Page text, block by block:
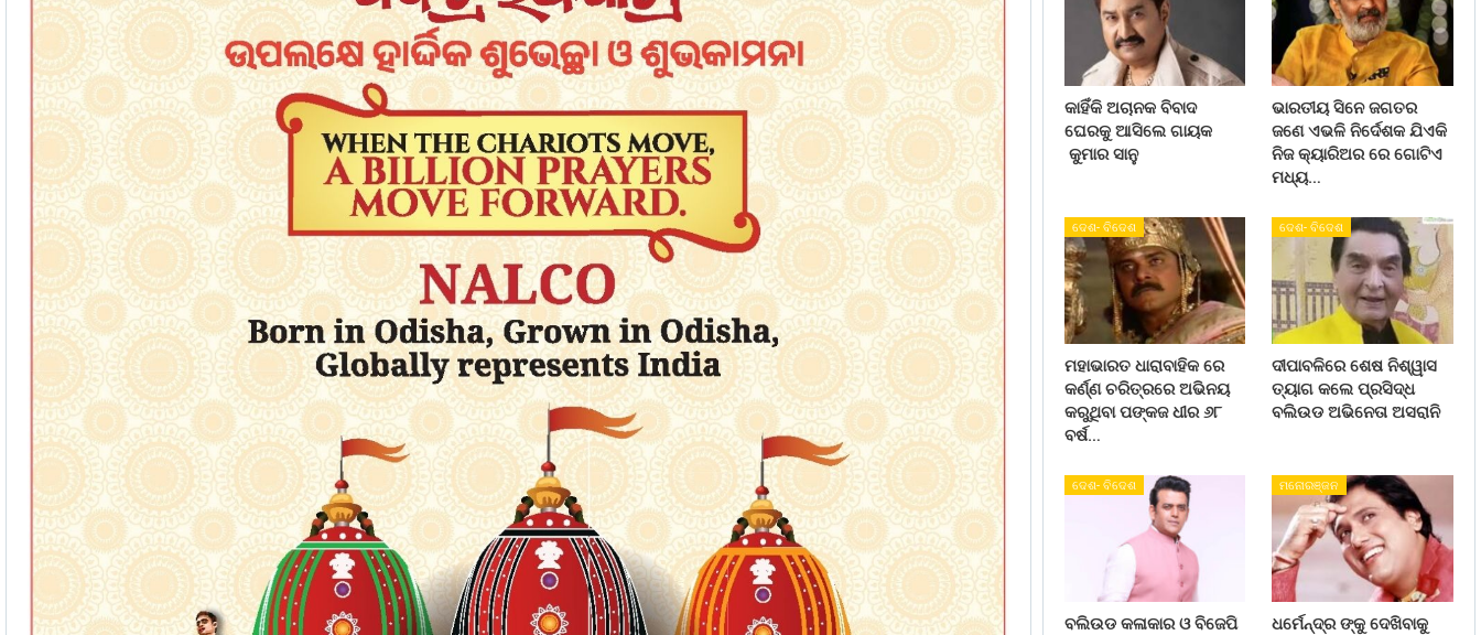
କାହିଁକି ଅଚାନକ ବିବାଦ
ଘେରକୁ ଆସିଲେ ଗାୟକ
କୁମାର ସାନୁ
ଭାରତୀୟ ସିନେ ଜଗତର
ଜଣେ ଏଭଳି ନିର୍ଦେଶକ ଯିଏକି
ନିଜ କ୍ୟାରିଅର ରେ ଗୋଟିଏ
ମଧ୍ୟ…
ଦେଶ- ବିଦେଶ
ମହାଭାରତ ଧାରାବାହିକ ରେ
କର୍ଣ୍ଣ ଚରିତ୍ରରେ ଅଭିନୟ
କରୁଥିବା ପଙ୍କଜ ଧୀର ୬୮
ବର୍ଷ…
ଦେଶ- ବିଦେଶ
ଦୀପାବଳିରେ ଶେଷ ନିଶ୍ୱାସ
ତ୍ୟାଗ କଲେ ପ୍ରସିଦ୍ଧ
ବଲିଉଡ ଅଭିନେତା ଅସରାନି
ଦେଶ- ବିଦେଶ
ବଲିଉଡ କଳାକାର ଓ ବିଜେପି
ମନୋରଞ୍ଜନ
ଧର୍ମେନ୍ଦ୍ର ଙ୍କୁ ଦେଖିବାକୁ